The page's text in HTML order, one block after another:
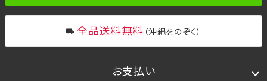
全品送料無料 （沖縄をのぞく）
お支払い